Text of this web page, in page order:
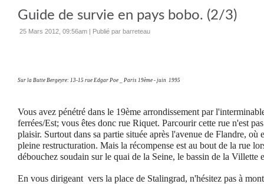
Guide de survie en pays bobo. (2/3)
25 Mars 2012, 09:56am | Publié par barreteau
Sur la Butte Bergeyre: 13-15 rue Edgar Poe _ Paris 19ème - juin 1995
Vous avez pénétré dans le 19ème arrondissement par
ferrées/Est; vous êtes donc rue Riquet. Parcourir cette rue n'est
plaisir. Surtout dans sa partie située après l'avenue de Flandre, où
pleine restructuration. Mais la récompense est au bout de la rue
débouchez soudain sur le quai de la Seine, le bassin de la
En vous dirigeant vers la place de Stalingrad, n'hésitez pas à